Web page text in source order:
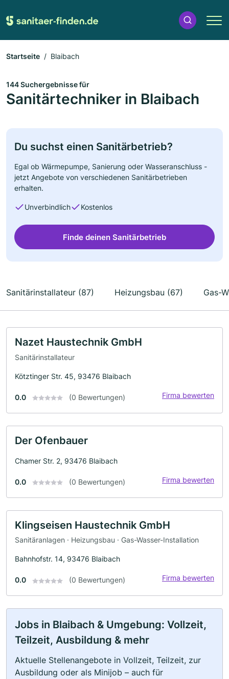
Startseite Blaibach
144 Suchergebnisse für
Sanitärtechniker in Blaibach
Du suchst einen Sanitärbetrieb?
Egal ob Wärmepumpe, Sanierung oder Wasseranschluss -
jetzt Angebote von verschiedenen Sanitärbetrieben
erhalten.
Unverbindlich Kostenlos
Finde deinen Sanitärbetrieb
Sanitärinstallateur (87) Heizungsbau (67) Gas-
Nazet Haustechnik GmbH
Sanitärinstallateur
Kötztinger Str. 45, 93476 Blaibach
0.0 (0 Bewertungen) Firma bewerten
Der Ofenbauer
Chamer Str. 2, 93476 Blaibach
0.0 (0 Bewertungen) Firma bewerten
Klingseisen Haustechnik GmbH
Sanitäranlagen · Heizungsbau · Gas-Wasser-Installation
Bahnhofstr. 14, 93476 Blaibach
0.0 (0 Bewertungen) Firma bewerten
Jobs in Blaibach & Umgebung: Vollzeit,
Teilzeit, Ausbildung & mehr
Aktuelle Stellenangebote in Vollzeit, Teilzeit, zur
Ausbildung oder als Minijob – auch für